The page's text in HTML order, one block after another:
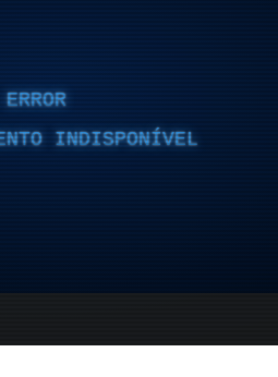
INDISPONÍVEL